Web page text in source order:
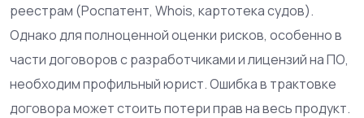
реестрам (Роспатент, Whois, картотека судов).
Однако для полноценной оценки рисков, особенно в
части договоров с разработчиками и лицензий на ПО,
необходим профильный юрист. Ошибка в трактовке
договора может стоить потери прав на весь продукт.